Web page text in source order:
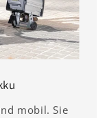
mobil. Sie